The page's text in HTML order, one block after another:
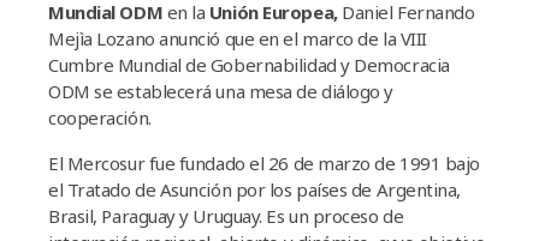
Mundial ODM en la Unión Europea,Daniel Fernando
Mejìa Lozano anunció que en el marco de la VIII
Cumbre Mundial de Gobernabilidad y Democracia
ODM se establecerá una mesa de diálogo y
cooperación.
El Mercosur fue fundado el 26 de marzo de 1991 bajo
el Tratado de Asunción por los países de Argentina,
Brasil, Paraguay y Uruguay. Es un proceso de